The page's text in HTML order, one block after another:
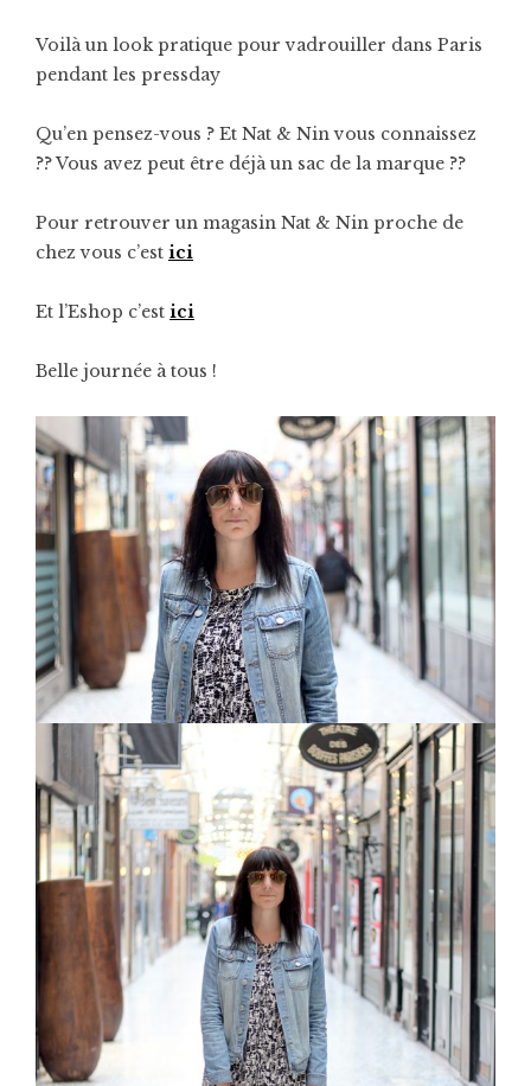
Voilà un look pratique pour vadrouiller dans Paris
pendant les pressday
Qu’en pensez-vous ? Et Nat & Nin vous connaissez
?? Vous avez peut être déjà un sac de la marque ??
Pour retrouver un magasin Nat & Nin proche de
chez vous c’est ici
Et l’Eshop c’est ici
Belle journée à tous !